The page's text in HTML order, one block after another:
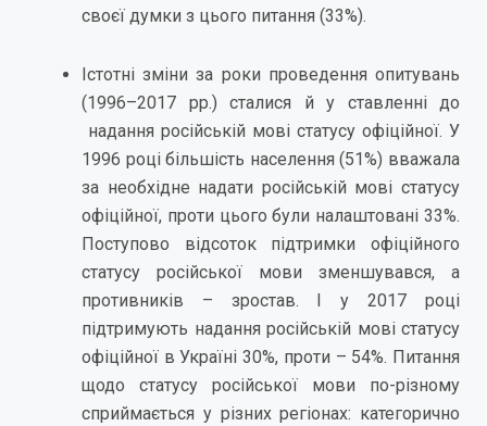
своєї думки з цього питання (33%).
Істотні зміни за роки проведення опитувань
(1996–2017 рр.) сталися й у ставленні до
надання російській мові статусу офіційної. У
1996 році більшість населення (51%) вважала
за необхідне надати російській мові статусу
офіційної, проти цього були налаштовані 33%.
Поступово відсоток підтримки офіційного
статусу російської мови зменшувався, а
противників – зростав. І у 2017 році
підтримують надання російській мові статусу
офіційної в Україні 30%, проти – 54%. Питання
щодо статусу російської мови по-різному
сприймається у різних регіонах: категорично